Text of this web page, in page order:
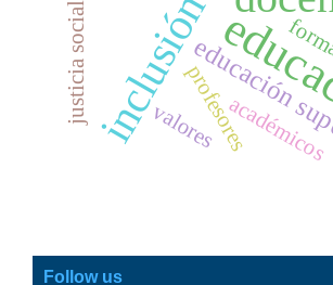
inclusióneducación
profesores
justicia social
académicos
valores
Follow us